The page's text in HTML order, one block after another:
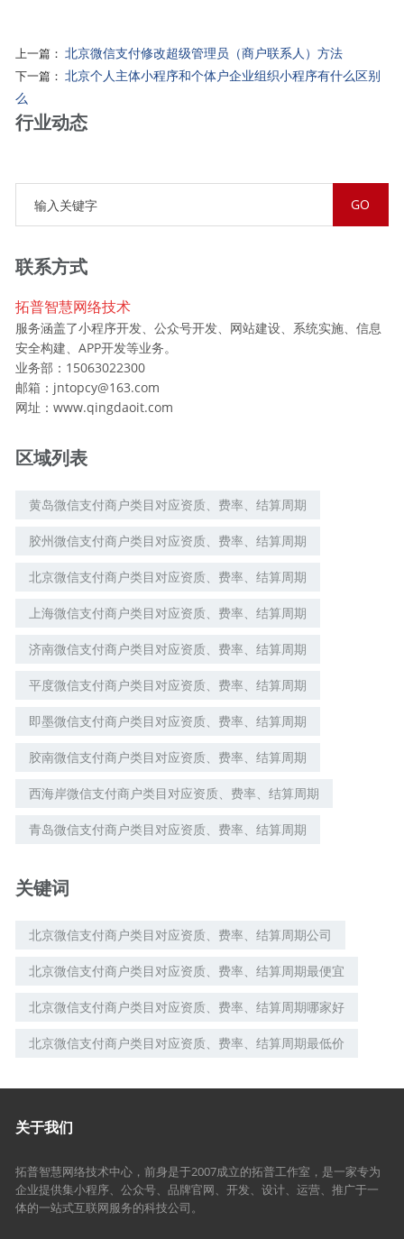
上一篇：北京微信支付修改超级管理员（商户联系人）方法
下一篇：北京个人主体小程序和个体户企业组织小程序有什么区别
么
行业动态
联系方式
拓普智慧网络技术
服务涵盖了小程序开发、公众号开发、网站建设、系统实施、信息
安全构建、APP开发等业务。
业务部：15063022300
邮箱：jntopcy@163.com
网址：www.qingdaoit.com
区域列表
黄岛微信支付商户类目对应资质、费率、结算周期
胶州微信支付商户类目对应资质、费率、结算周期
北京微信支付商户类目对应资质、费率、结算周期
上海微信支付商户类目对应资质、费率、结算周期
济南微信支付商户类目对应资质、费率、结算周期
平度微信支付商户类目对应资质、费率、结算周期
即墨微信支付商户类目对应资质、费率、结算周期
胶南微信支付商户类目对应资质、费率、结算周期
西海岸微信支付商户类目对应资质、费率、结算周期
青岛微信支付商户类目对应资质、费率、结算周期
关键词
北京微信支付商户类目对应资质、费率、结算周期公司
北京微信支付商户类目对应资质、费率、结算周期最便宜
北京微信支付商户类目对应资质、费率、结算周期哪家好
北京微信支付商户类目对应资质、费率、结算周期最低价
关于我们
拓普智慧网络技术中心，前身是于2007成立的拓普工作室，是一家专为
企业提供集小程序、公众号、品牌官网、开发、设计、运营、推广于一
体的一站式互联网服务的科技公司。